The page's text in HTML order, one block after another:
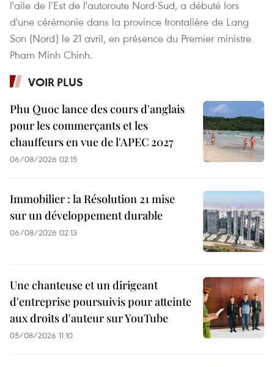
l'aile de l’Est de l'autoroute Nord-Sud, a débuté lors
d'une cérémonie dans la province frontalière de Lang
Son (Nord) le 21 avril, en présence du Premier ministre
Pham Minh Chinh.
VOIR PLUS
Phu Quoc lance des cours d'anglais
pour les commerçants et les
chauffeurs en vue de l'APEC 2027
06/08/2026 02:15
Immobilier : la Résolution 21 mise
sur un développement durable
06/08/2026 02:13
Une chanteuse et un dirigeant
d'entreprise poursuivis pour atteinte
aux droits d'auteur sur YouTube
05/08/2026 11:10